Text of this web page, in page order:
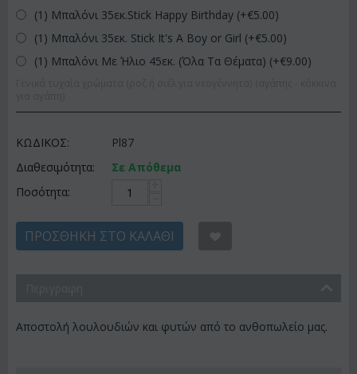
(1) Μπαλόνι 35εκ.Stick Happy Birthday (+€5.00)
(1) Μπαλόνι 35εκ. Stick It's A Boy or Girl (+€5.00)
(1) Μπαλόνι Με Ήλιο 45εκ. (Όλα Τα Θέματα) (+€9.00)
ΚΩΔΙΚΟΣ:
Pl87
Διαθεσιμότητα:
Σε Απόθεμα
Ποσότητα:
ΠΡΟΣΘΉΚΗ ΣΤΟ ΚΑΛΆΘΙ
Αποστολή λουλουδιών και φυτών από το ανθοπωλείο μας.